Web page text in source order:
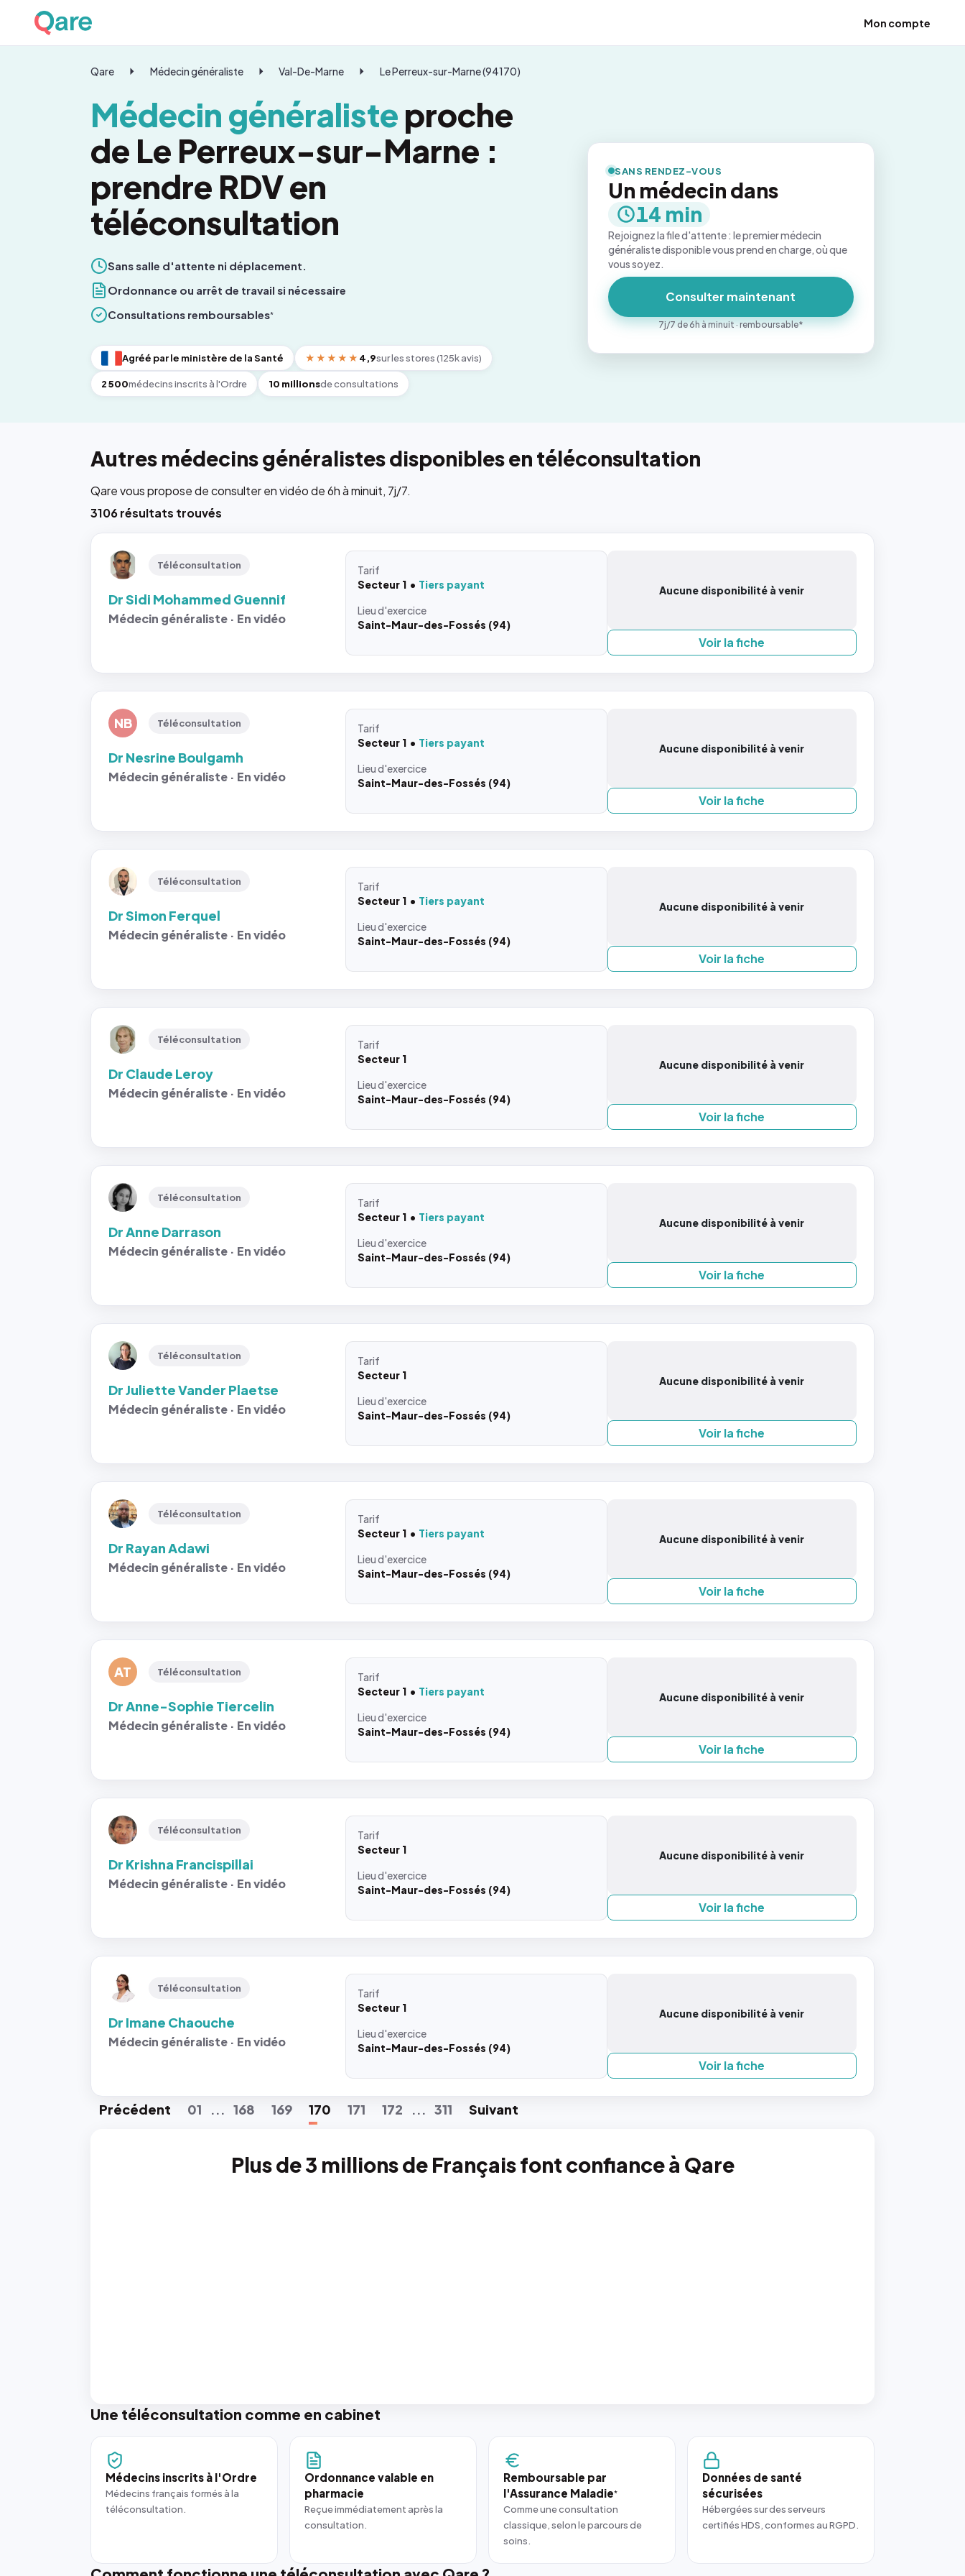
Mon compte
Qare Médecin généraliste Val-De-Marne Le Perreux-sur-Marne (94170)
Médecin généralisteproche
de Le Perreux-sur-Marne :
prendre RDV en
téléconsultation
Sans salle d'attente ni déplacement.
Ordonnance ou arrêt de travail si nécessaire
Consultations remboursables*
Agréé par le ministère de la Santé ★★★★★ 4,9sur les stores (125k avis)
2 500médecins inscrits à l'Ordre 10 millionsde consultations
SANS RENDEZ-VOUS
Un médecin dans
14 min
Rejoignez la file d'attente : le premier médecin
généraliste disponible vous prend en charge, où que
vous soyez.
Consulter maintenant
7j/7 de 6h à minuit · remboursable*
Autres médecins généralistes disponibles en téléconsultation
Qare vous propose de consulter en vidéo de 6h à minuit, 7j/7.
3106 résultats trouvés
Téléconsultation
Dr Sidi Mohammed Guennif
Médecin généraliste · En vidéo
Tarif
Secteur 1
Tiers payant
Lieud'exercice
Saint-Maur-des-Fossés (94)
Aucune disponibilité à venir
Voir la fiche
NB Téléconsultation
Dr Nesrine Boulgamh
Médecin généraliste · En vidéo
Tarif
Secteur 1
Tiers payant
Lieud'exercice
Saint-Maur-des-Fossés (94)
Aucune disponibilité à venir
Voir la fiche
Téléconsultation
Dr Simon Ferquel
Médecin généraliste · En vidéo
Tarif
Secteur 1
Tiers payant
Lieud'exercice
Saint-Maur-des-Fossés (94)
Aucune disponibilité à venir
Voir la fiche
Téléconsultation
Dr Claude Leroy
Médecin généraliste · En vidéo
Tarif
Secteur 1
Lieud'exercice
Saint-Maur-des-Fossés (94)
Aucune disponibilité à venir
Voir la fiche
Téléconsultation
Dr Anne Darrason
Médecin généraliste · En vidéo
Tarif
Secteur 1
Tiers payant
Lieud'exercice
Saint-Maur-des-Fossés (94)
Aucune disponibilité à venir
Voir la fiche
Téléconsultation
Dr Juliette Vander Plaetse
Médecin généraliste · En vidéo
Tarif
Secteur 1
Lieud'exercice
Saint-Maur-des-Fossés (94)
Aucune disponibilité à venir
Voir la fiche
Téléconsultation
Dr Rayan Adawi
Médecin généraliste · En vidéo
Tarif
Secteur 1
Tiers payant
Lieud'exercice
Saint-Maur-des-Fossés (94)
Aucune disponibilité à venir
Voir la fiche
AT Téléconsultation
Dr Anne-Sophie Tiercelin
Médecin généraliste · En vidéo
Tarif
Secteur 1
Tiers payant
Lieud'exercice
Saint-Maur-des-Fossés (94)
Aucune disponibilité à venir
Voir la fiche
Téléconsultation
Dr Krishna Francispillai
Médecin généraliste · En vidéo
Tarif
Secteur 1
Lieud'exercice
Saint-Maur-des-Fossés (94)
Aucune disponibilité à venir
Voir la fiche
Téléconsultation
Dr Imane Chaouche
Médecin généraliste · En vidéo
Tarif
Secteur 1
Lieud'exercice
Saint-Maur-des-Fossés (94)
Aucune disponibilité à venir
Voir la fiche
Précédent 01 ... 168 169 170 171 172 ... 311 Suivant
Plus de 3 millions de Français font confiance à Qare
Une téléconsultation comme en cabinet
Médecins inscrits à l'Ordre
Médecins français formés à la
téléconsultation.
Ordonnance valable en
pharmacie
Reçue immédiatement après la
consultation.
Remboursable par
l'Assurance Maladie*
Comme une consultation
classique, selon le parcours de
soins.
Données de santé
sécurisées
Hébergées sur des serveurs
certifiés HDS, conformes au RGPD.